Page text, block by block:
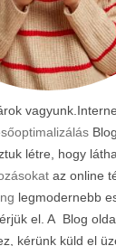
létre, hogy
az online
legmodernebb
el. A Blog
kérünk küld el